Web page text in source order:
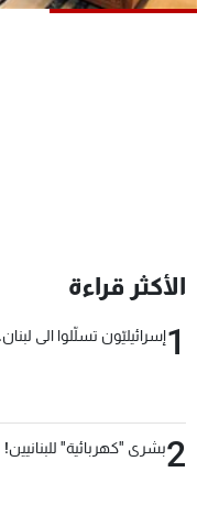
الأكثر قراءة
1إسرائيليّون تسلّلوا الى
2بشرى "كهربائية" للبنانيين!